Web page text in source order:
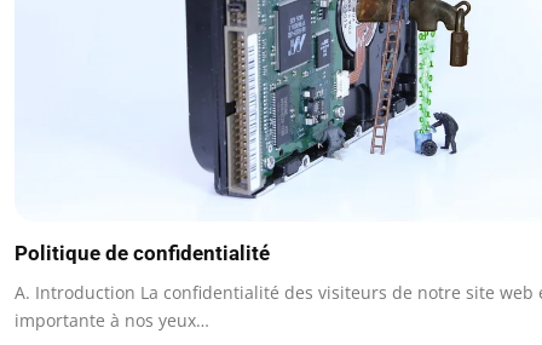
Politique de confidentialité
A. Introduction La confidentialité des visiteurs de notre site web
importante à nos yeux…